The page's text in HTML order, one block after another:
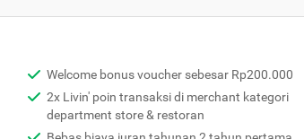
Welcome bonus voucher sebesar Rp200.000
2x Livin' poin transaksi di merchant kategori
department store & restoran